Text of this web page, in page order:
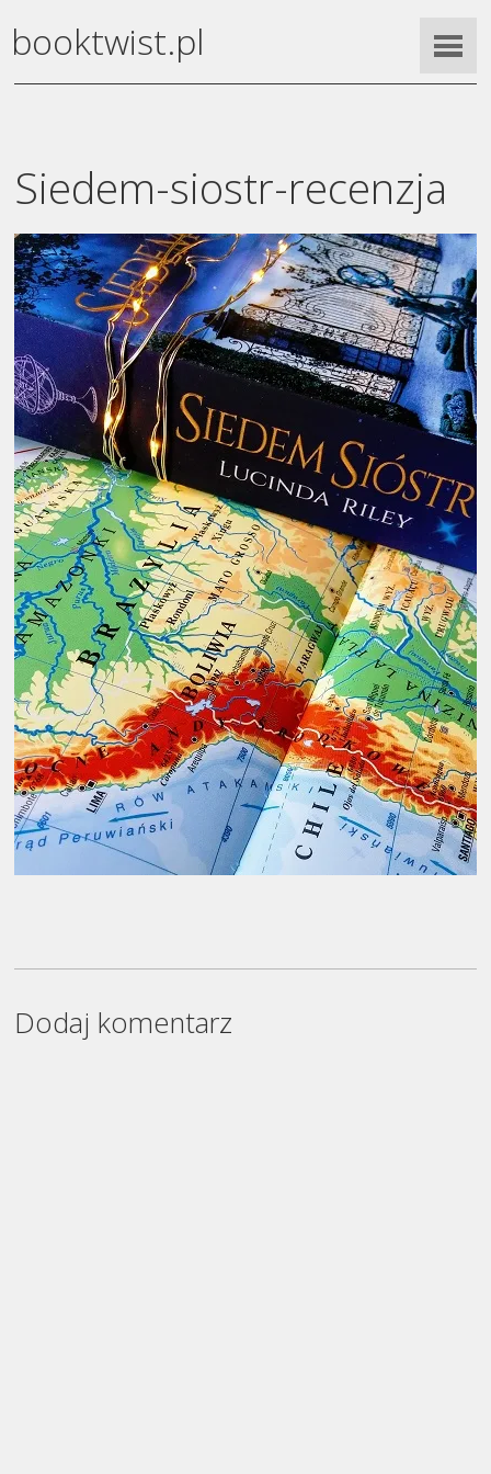
booktwist.pl
Siedem-siostr-recenzja
Dodaj komentarz